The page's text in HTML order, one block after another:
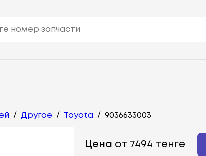
/ Другое / Toyota / 9036633003
Цена от 7494 тенге